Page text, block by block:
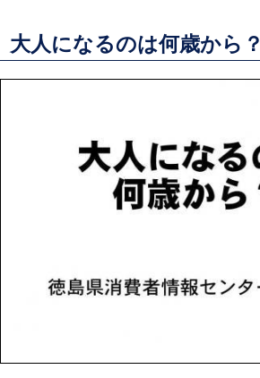
大人になるのは何歳から？